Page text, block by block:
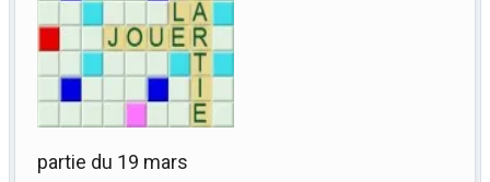
partie du 19 mars